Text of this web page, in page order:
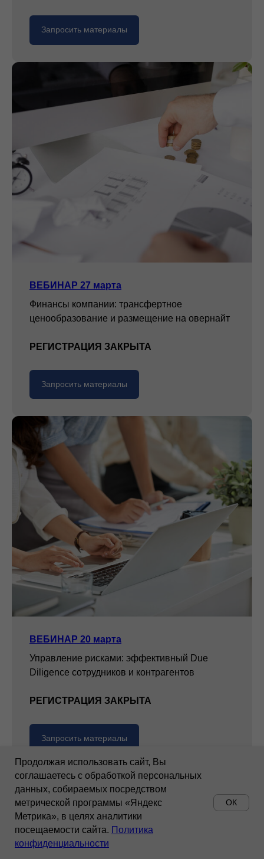
Запросить материалы
ВЕБИНАР 27 марта
Финансы компании: трансфертное
ценообразование и размещение на овернайт
РЕГИСТРАЦИЯ ЗАКРЫТА
Запросить материалы
ВЕБИНАР 20 марта
Управление рисками: эффективный Due
Diligence сотрудников и контрагентов
РЕГИСТРАЦИЯ ЗАКРЫТА
Запросить материалы
Продолжая использовать сайт, Вы
соглашаетесь с обработкой персональных
данных, собираемых посредством
метрической программы «Яндекс
Метрика», в целях аналитики
посещаемости сайта. Политика
конфиденциальности
ОК